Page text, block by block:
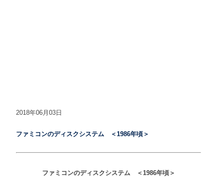
2018年06月03日
ファミコンのディスクシステム ＜1986年頃＞
ファミコンのディスクシステム ＜1986年頃＞